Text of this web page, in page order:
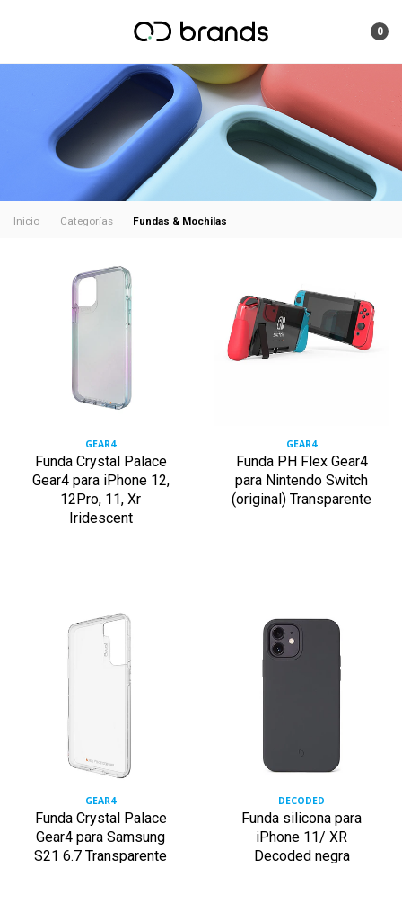
0
Inicio Categorías Fundas & Mochilas
GEAR4
Funda Crystal Palace
Gear4 para iPhone 12,
12Pro, 11, Xr
Iridescent
GEAR4
Funda PH Flex Gear4
para Nintendo Switch
(original) Transparente
GEAR4
Funda Crystal Palace
Gear4 para Samsung
S21 6.7 Transparente
DECODED
Funda silicona para
iPhone 11/ XR
Decoded negra